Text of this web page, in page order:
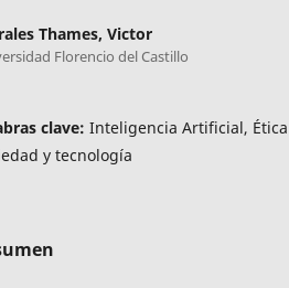
Thames, Victor
Florencio del Castillo
clave: Inteligencia Artificial,
y tecnología